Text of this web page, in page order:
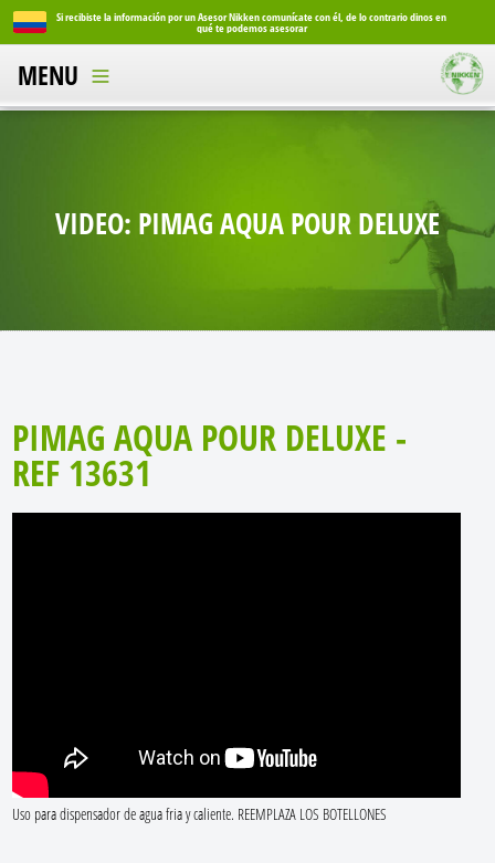
Si recibiste la información por un Asesor Nikken comunícate con él, de lo contrario dinos en
qué te podemos asesorar
MENU
VIDEO: PIMAG AQUA POUR DELUXE
PIMAG AQUA POUR DELUXE -
REF 13631
Uso para dispensador de agua fria y caliente. REEMPLAZA LOS BOTELLONES